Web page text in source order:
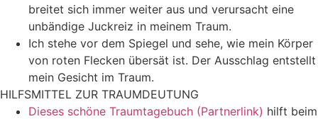
breitet sich immer weiter aus und verursacht eine
unbändige Juckreiz in meinem Traum.
Ich stehe vor dem Spiegel und sehe, wie mein Körper
von roten Flecken übersät ist. Der Ausschlag entstellt
mein Gesicht im Traum.
HILFSMITTEL ZUR TRAUMDEUTUNG
Dieses schöne Traumtagebuch (Partnerlink) hilft beim